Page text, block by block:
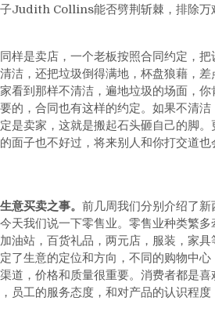
Judith Collins能否劈荆斩棘，排除万
样是卖店，一个老板按照合同约定，
洁，还把垃圾倒得满地，杯盘狼藉，
看到那样不清洁，遍地垃圾的场面，
的，合同也有这样的约定。如果不清
是卖家，这就是搬起石头砸自己的脚
面子也不好过，将来别人和你打交道
意买卖之事。 前几周我们分别介绍了
天我们说一下零售业。零售业种类繁
油站，百货礼品，两元店，服装，家
了生意的定位和方向，不同的购物中
道，价格和质量很重要。消费者都是
员工的服务态度，和对产品的认识程度